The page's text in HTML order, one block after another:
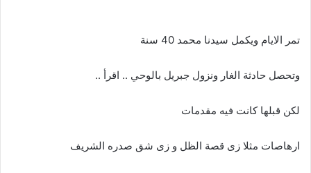
تمر الايام ويكمل سيدنا محمد 40 سنة
وتحصل حادثة الغار ونزول جبريل بالوحي .. اقرأ ..
لكن قبلها كانت فيه مقدمات
ارهاصات مثلا زى قصة الظل و زى شق صدره الشريف